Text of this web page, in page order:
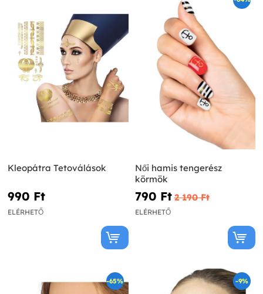
Kleopátra Tetoválások
990 Ft‎
ELÉRHETŐ
Női hamis tengerész
körmök
790 Ft‎ 2 190 Ft‎
ELÉRHETŐ
-65% -9%